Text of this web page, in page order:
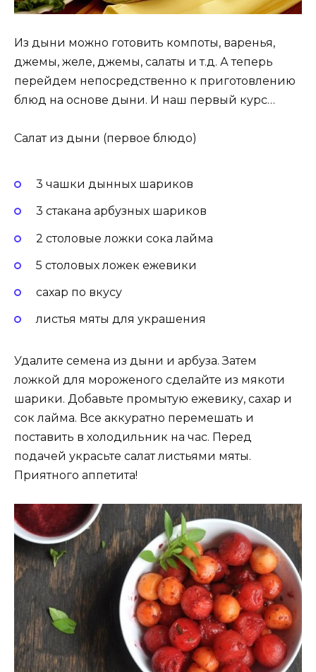
Из дыни можно готовить компоты, варенья,
джемы, желе, джемы, салаты и т.д. А теперь
перейдем непосредственно к приготовлению
блюд на основе дыни. И наш первый курс…
Салат из дыни (первое блюдо)
3 чашки дынных шариков
3 стакана арбузных шариков
2 столовые ложки сока лайма
5 столовых ложек ежевики
сахар по вкусу
листья мяты для украшения
Удалите семена из дыни и арбуза. Затем
ложкой для мороженого сделайте из мякоти
шарики. Добавьте промытую ежевику, сахар и
сок лайма. Все аккуратно перемешать и
поставить в холодильник на час. Перед
подачей украсьте салат листьями мяты.
Приятного аппетита!